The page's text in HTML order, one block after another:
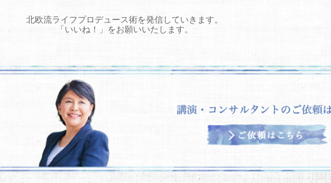
北欧流ライフプロデュース術を発信していきます。
「いいね！」をお願いいたします。